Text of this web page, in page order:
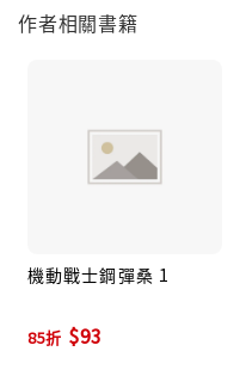
作者相關書籍
機動戰士鋼彈桑 1
85折 $93